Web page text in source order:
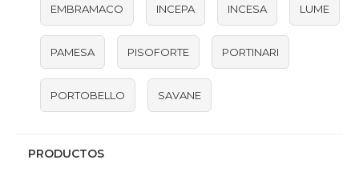
EMBRAMACO INCEPA INCESA LUME
PAMESA PISOFORTE PORTINARI
PORTOBELLO SAVANE
PRODUCTOS